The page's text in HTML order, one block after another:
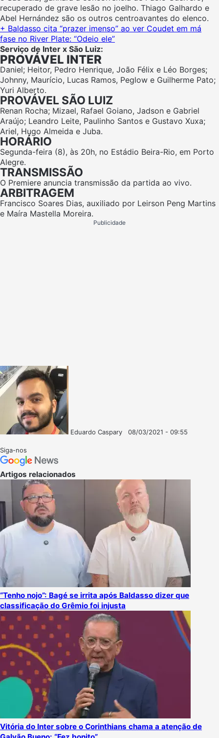
recuperado de grave lesão no joelho. Thiago Galhardo e
Abel Hernández são os outros centroavantes do elenco.
+ Baldasso cita “prazer imenso” ao ver Coudet em má
fase no River Plate: “Odeio ele”
Serviço de Inter x São Luiz:
PROVÁVEL INTER
Daniel; Heitor, Pedro Henrique, João Félix e Léo Borges;
Johnny, Maurício, Lucas Ramos, Peglow e Guilherme Pato;
Yuri Alberto.
PROVÁVEL SÃO LUIZ
Renan Rocha; Mizael, Rafael Goiano, Jadson e Gabriel
Araújo; Leandro Leite, Paulinho Santos e Gustavo Xuxa;
Ariel, Hugo Almeida e Juba.
HORÁRIO
Segunda-feira (8), às 20h, no Estádio Beira-Rio, em Porto
Alegre.
TRANSMISSÃO
O Premiere anuncia transmissão da partida ao vivo.
ARBITRAGEM
Francisco Soares Dias, auxiliado por Leirson Peng Martins
e Maíra Mastella Moreira.
Publicidade
Eduardo Caspary
08/03/2021 - 09:55
Siga-nos
Artigos relacionados
“Tenho nojo”: Bagé se irrita após Baldasso dizer que
classificação do Grêmio foi injusta
Vitória do Inter sobre o Corinthians chama a atenção de